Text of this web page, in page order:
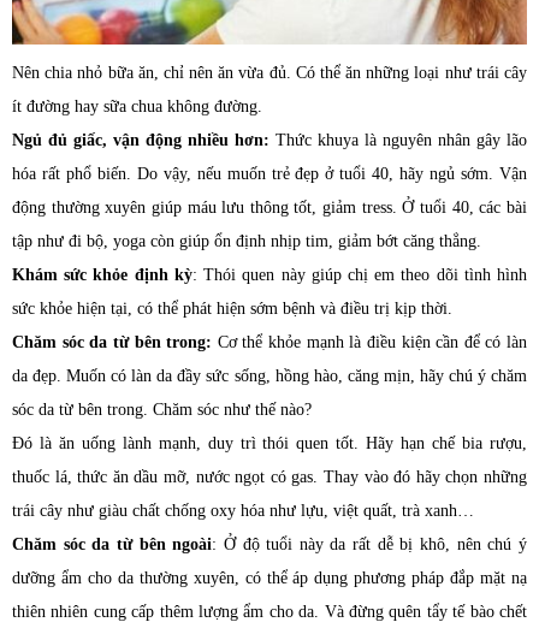
Nên chia nhỏ bữa ăn, chỉ nên ăn vừa đủ. Có thể ăn những loại như trái cây
ít đường hay sữa chua không đường.
Ngủ đủ giấc, vận động nhiều hơn: Thức khuya là nguyên nhân gây lão
hóa rất phổ biến. Do vậy, nếu muốn trẻ đẹp ở tuổi 40, hãy ngủ sớm. Vận
động thường xuyên giúp máu lưu thông tốt, giảm tress. Ở tuổi 40, các bài
tập như đi bộ, yoga còn giúp ổn định nhịp tim, giảm bớt căng thẳng.
Khám sức khỏe định kỳ: Thói quen này giúp chị em theo dõi tình hình
sức khỏe hiện tại, có thể phát hiện sớm bệnh và điều trị kịp thời.
Chăm sóc da từ bên trong: Cơ thể khỏe mạnh là điều kiện cần để có làn
da đẹp. Muốn có làn da đầy sức sống, hồng hào, căng mịn, hãy chú ý chăm
sóc da từ bên trong. Chăm sóc như thế nào?
Đó là ăn uống lành mạnh, duy trì thói quen tốt. Hãy hạn chế bia rượu,
thuốc lá, thức ăn dầu mỡ, nước ngọt có gas. Thay vào đó hãy chọn những
trái cây như giàu chất chống oxy hóa như lựu, việt quất, trà xanh…
Chăm sóc da từ bên ngoài: Ở độ tuổi này da rất dễ bị khô, nên chú ý
dưỡng ẩm cho da thường xuyên, có thể áp dụng phương pháp đắp mặt nạ
thiên nhiên cung cấp thêm lượng ẩm cho da. Và đừng quên tẩy tế bào chết